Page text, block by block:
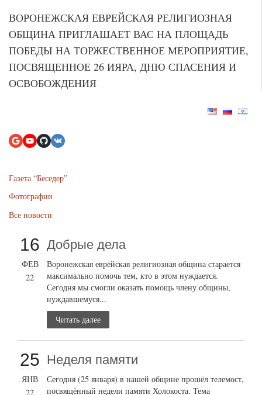
ВОРОНЕЖСКАЯ ЕВРЕЙСКАЯ РЕЛИГИОЗНАЯ
ОБЩИНА ПРИГЛАШАЕТ ВАС НА ПЛОЩАДЬ
ПОБЕДЫ НА ТОРЖЕСТВЕННОЕ МЕРОПРИЯТИЕ,
ПОСВЯЩЕННОЕ 26 ИЯРА, ДНЮ СПАСЕНИЯ И
ОСВОБОЖДЕНИЯ
Газета “Беседер”
Фотографии
Все новости
16
ФЕВ
22
Добрые дела
Воронежская еврейская религиозная община старается
максимально помочь тем, кто в этом нуждается.
Сегодня мы смогли оказать помощь члену общины,
нуждавшемуся...
Читать далее
25
ЯНВ
22
Неделя памяти
Сегодня (25 января) в нашей общине прошёл телемост,
посвящённый недели памяти Холокоста. Тема